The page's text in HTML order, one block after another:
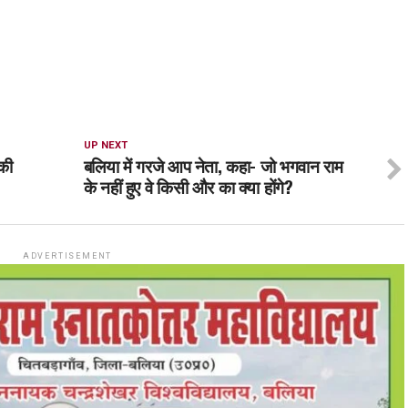
UP NEXT
बलिया में गरजे आप नेता, कहा- जो भगवान राम
के नहीं हुए वे किसी और का क्या होंगे?
ADVERTISEMENT